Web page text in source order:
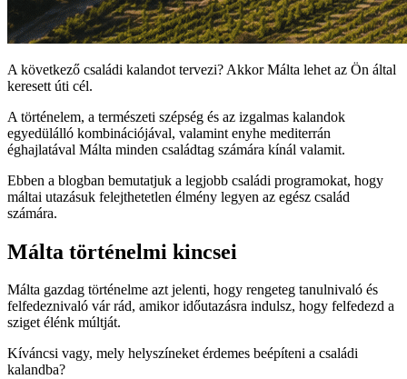
A következő családi kalandot tervezi? Akkor Málta lehet az Ön által
keresett úti cél.
A történelem, a természeti szépség és az izgalmas kalandok
egyedülálló kombinációjával, valamint enyhe mediterrán
éghajlatával Málta minden családtag számára kínál valamit.
Ebben a blogban bemutatjuk a legjobb családi programokat, hogy
máltai utazásuk felejthetetlen élmény legyen az egész család
számára.
Málta történelmi kincsei
Málta gazdag történelme azt jelenti, hogy rengeteg tanulnivaló és
felfedeznivaló vár rád, amikor időutazásra indulsz, hogy felfedezd a
sziget élénk múltját.
Kíváncsi vagy, mely helyszíneket érdemes beépíteni a családi
kalandba?